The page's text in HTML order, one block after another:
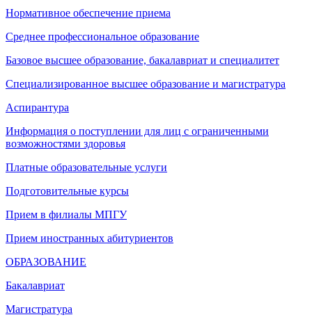
Нормативное обеспечение приема
Среднее профессиональное образование
Базовое высшее образование, бакалавриат и специалитет
Специализированное высшее образование и магистратура
Аспирантура
Информация о поступлении для лиц с ограниченными
возможностями здоровья
Платные образовательные услуги
Подготовительные курсы
Прием в филиалы МПГУ
Прием иностранных абитуриентов
ОБРАЗОВАНИЕ
Бакалавриат
Магистратура